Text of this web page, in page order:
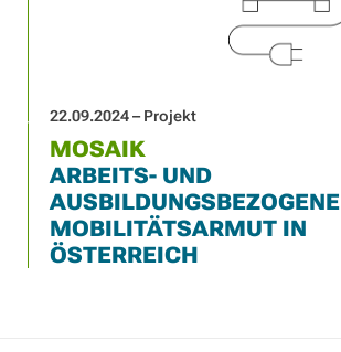
22.09.2024 – Projekt
MOSAIK
ARBEITS- UND
AUSBILDUNGSBEZOGENE
MOBILITÄTSARMUT IN
ÖSTERREICH